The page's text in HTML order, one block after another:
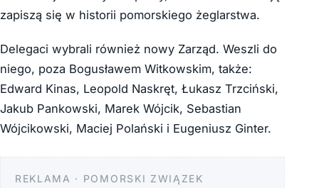
zapiszą się w historii pomorskiego żeglarstwa.
Delegaci wybrali również nowy Zarząd. Weszli do
niego, poza Bogusławem Witkowskim, także:
Edward Kinas, Leopold Naskręt, Łukasz Trzciński,
Jakub Pankowski, Marek Wójcik, Sebastian
Wójcikowski, Maciej Polański i Eugeniusz Ginter.
REKLAMA · POMORSKI ZWIĄZEK